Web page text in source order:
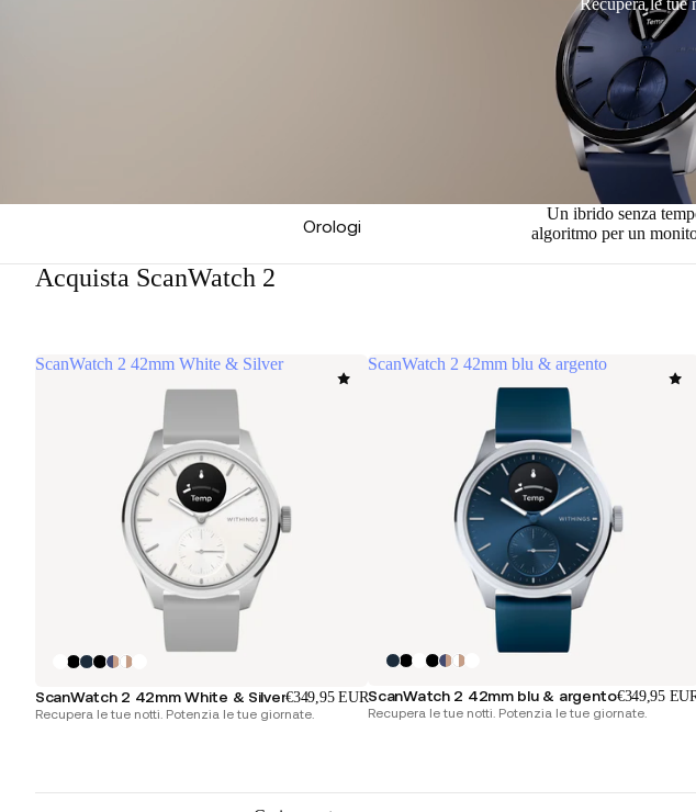
Orologi
Un ibrido senza
algoritmo per un
Acquista ScanWatch 2
ScanWatch 2 42mm White & Silver
ScanWatch 2 42mm White & Silver€349,95 EUR
Recupera le tue notti. Potenzia le tue giornate.
ScanWatch 2 42mm blu & argento
ScanWatch 2 42mm blu & argento€349,95
Recupera le tue notti. Potenzia le tue giornate.